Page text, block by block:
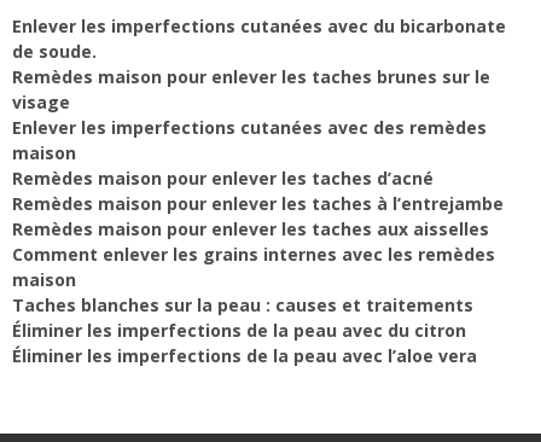
Enlever les imperfections cutanées avec du bicarbonate
de soude.
Remèdes maison pour enlever les taches brunes sur le
visage
Enlever les imperfections cutanées avec des remèdes
maison
Remèdes maison pour enlever les taches d’acné
Remèdes maison pour enlever les taches à l’entrejambe
Remèdes maison pour enlever les taches aux aisselles
Comment enlever les grains internes avec les remèdes
maison
Taches blanches sur la peau : causes et traitements
Éliminer les imperfections de la peau avec du citron
Éliminer les imperfections de la peau avec l’aloe vera